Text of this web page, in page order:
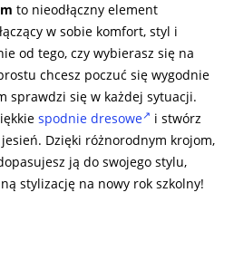
to nieodłączny element
w sobie komfort, styl i
od tego, czy wybierasz się na
chcesz poczuć się wygodnie
sprawdzi się w każdej sytuacji.
spodnie dresowe
i stwórz
Dzięki różnorodnym krojom,
ją do swojego stylu,
stylizację na nowy rok szkolny!